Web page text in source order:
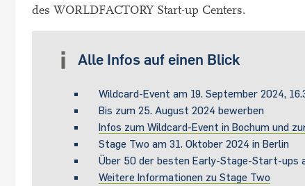
des WORLDFACTORY Start-up Centers.
Alle Infos auf einen Blick
Wildcard-Event am 19. September 2024,
Bis zum 25. August 2024 bewerben
Infos zum Wildcard-Event in Bochum und
Stage Two am 31. Oktober 2024 in Berlin
Über 50 der besten Early-Stage-Start-ups
Weitere Informationen zu Stage Two